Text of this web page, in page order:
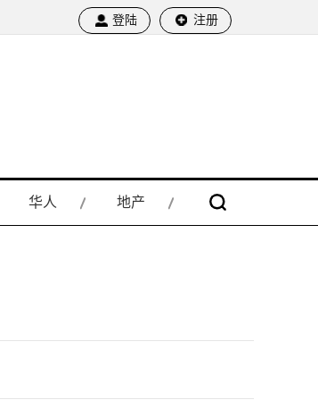
登陆 注册
华人 地产